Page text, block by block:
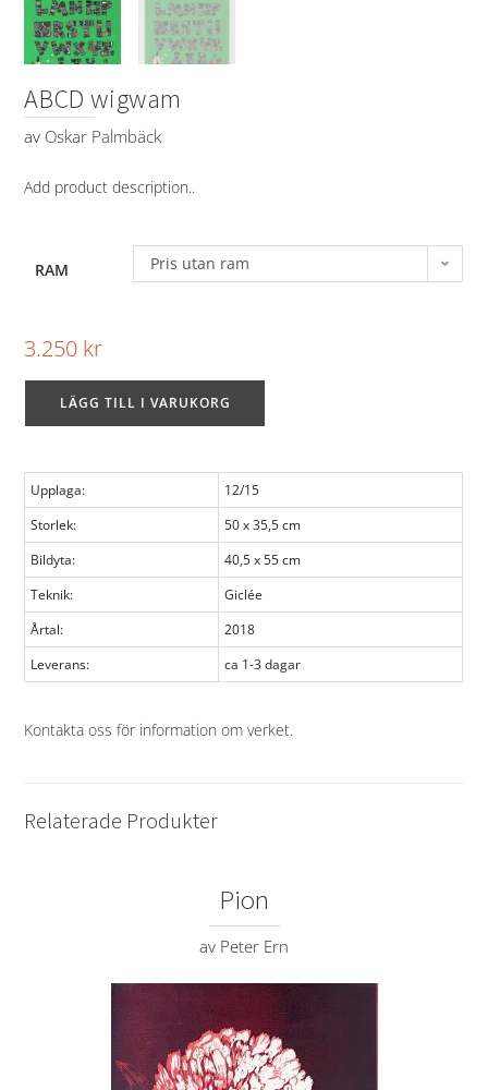
ABCD wigwam
av Oskar Palmbäck
Add product description..
RAM Pris utan ram
3.250 kr
LÄGG TILL I VARUKORG
Upplaga:
12/15
Storlek:
50 x 35,5 cm
Bildyta:
40,5 x 55 cm
Teknik:
Giclée
Årtal:
2018
Leverans:
ca 1-3 dagar
Kontakta oss för information om verket.
Relaterade Produkter
Pion
av Peter Ern